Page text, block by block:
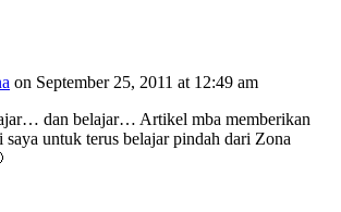
on September 25, 2011 at 12:49 am
dan belajar… Artikel mba memberikan
saya untuk terus belajar pindah dari Zona